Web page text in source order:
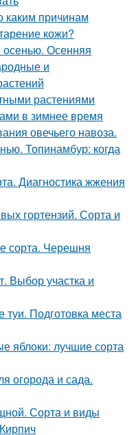
каким причинам
кожи?
Осенняя
и
растениями
в зимнее время
овечьего навоза.
Топинамбур: когда
Диагностика жжения
гортензий. Сорта и
сорта. Черешня
Выбор участка и
туи. Подготовка места
яблоки: лучшие сорта
огорода и сада.
Сорта и виды